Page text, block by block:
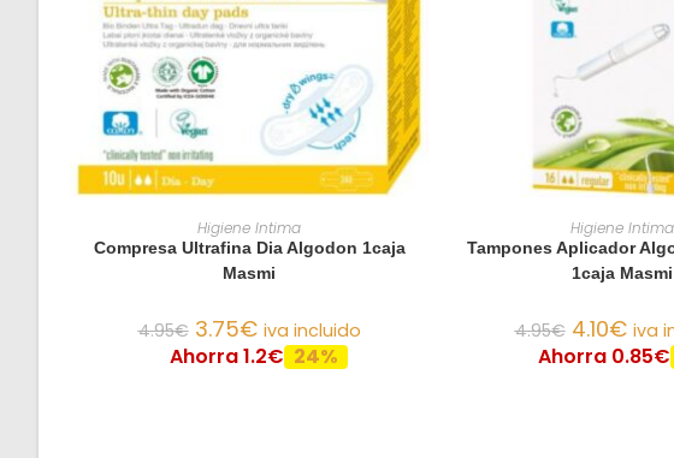
AÑADIR AL CARRITO
Higiene Intima
Compresa Ultrafina Dia Algodon 1caja
Masmi
4.95€ 3.75€ iva incluido
Ahorra 1.2€ 24%
AÑADIR AL
Higiene Intima
Tampones Aplicador
1caja Masmi
4.95€ 4.10€ iva
Ahorra 0.85€